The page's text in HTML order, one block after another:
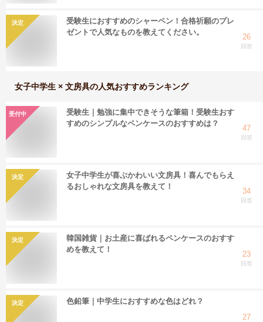
決定
受験生におすすめのシャーペン！合格祈願のプレ
ゼントで人気なものを教えてください。
26
回答
女子中学生 × 文房具の人気おすすめランキング
受付中
受験生｜勉強に集中できそうな筆箱！受験生おす
すめのシンプルなペンケースのおすすめは？
47
回答
決定
女子中学生が喜ぶかわいい文房具！喜んでもらえ
るおしゃれな文房具を教えて！
34
回答
決定
韓国雑貨｜お土産に喜ばれるペンケースのおすす
めを教えて！
23
回答
決定
色鉛筆｜中学生におすすめな色はどれ？
27